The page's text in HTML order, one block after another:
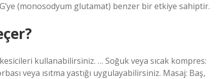
(monosodyum glutamat) benzer bir etkiye sahiptir.
kullanabilirsiniz. … Soğuk veya sıcak kompres:
veya ısıtma yastığı uygulayabilirsiniz. Masaj: Baş,